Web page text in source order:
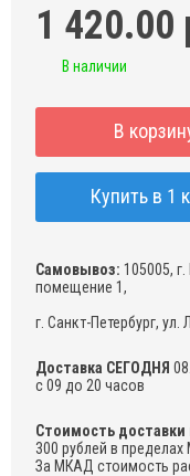
1 420.00
В наличии
В
Купить в 1
Самовывоз: 105005,
помещение 1,
г. Санкт-Петербург,
Доставка СЕГОДНЯ
с 09 до 20 часов
Стоимость доставки
300 рублей в пределах
За МКАД стоимость